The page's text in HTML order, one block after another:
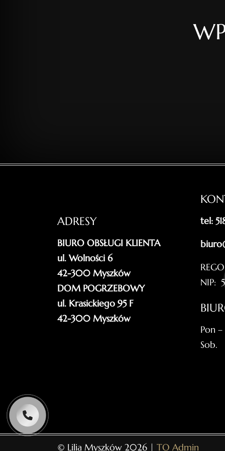
ADRESY
BIURO OBSŁUGI KLIENTA
ul. Wolności 6
42-300 Myszków
DOM POGRZEBOWY
ul. Krasickiego 95 F
42-300 Myszków
tel:
NIP:
Pon
© Lilia Myszków 2026 | TO Admin